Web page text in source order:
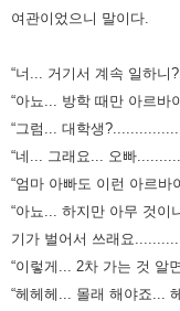
여관이었으니 말이다.
“너... 거기서 계속 일하
“아뇨... 방학 때만 아르
“그럼... 대학생
“네... 그래요... 오빠
“엄마 아빠도 이런 아르
“아뇨... 하지만 아무 것이
기가 벌어서 쓰래요
“이렇게... 2차 가는 것
“헤헤헤... 몰래 해야죠...